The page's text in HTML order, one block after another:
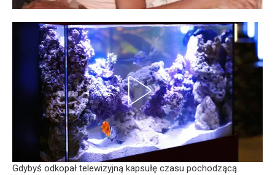
Gdybyś odkopał telewizyjną kapsułę czasu pochodzącą